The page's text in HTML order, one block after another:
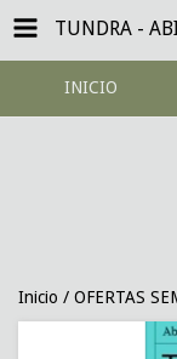
TUNDRA -
INICIO
Inicio / OFERTAS